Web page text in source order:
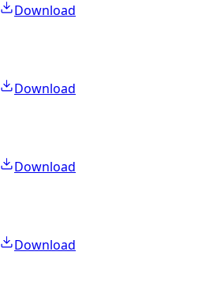
Download
Download
Download
Download